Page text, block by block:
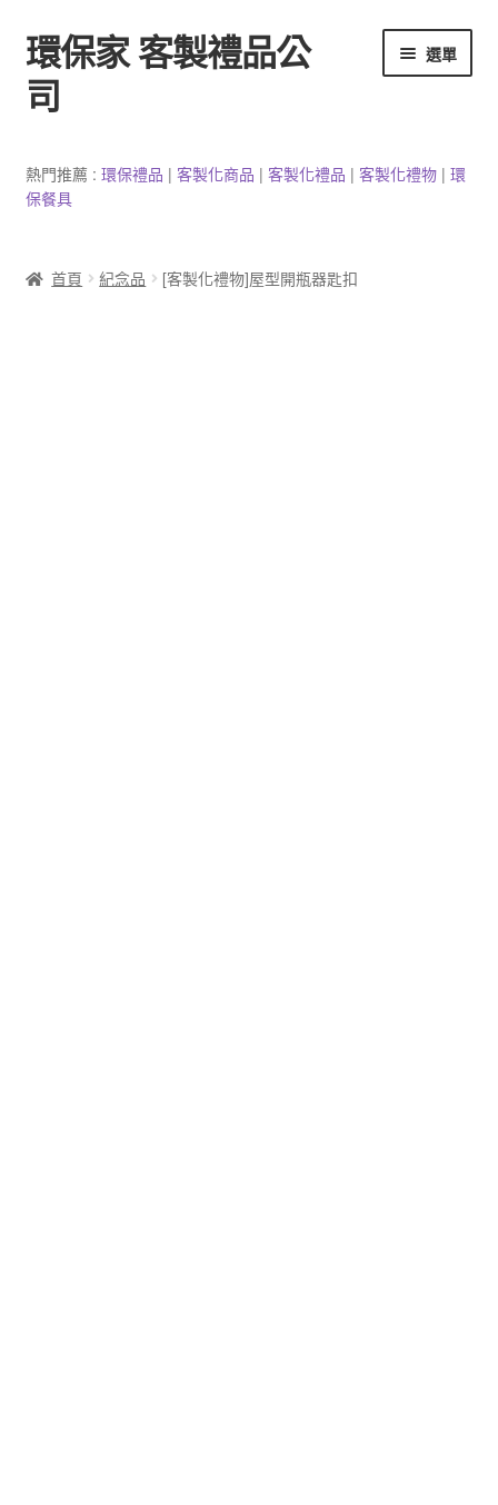
跳
至
導
跳
至
主
容
環保家 客製禮品公
司
選單
3C產品客製
熱門推薦 : 環保禮品 | 客製化商品 | 客製化禮品 | 客製化禮物| 環
保餐具
首頁 紀念品 [客製化禮物]屋型開瓶器匙扣